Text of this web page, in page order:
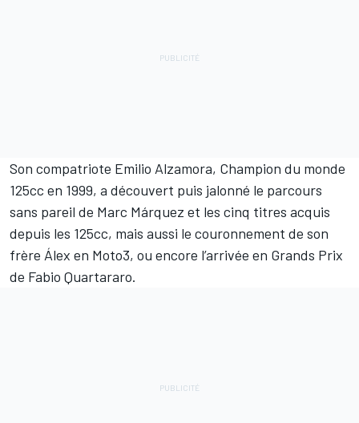
Son compatriote Emilio Alzamora, Champion du monde
125cc en 1999, a découvert puis jalonné le parcours
sans pareil de Marc Márquez et les cinq titres acquis
depuis les 125cc, mais aussi le couronnement de son
frère Álex en Moto3, ou encore l’arrivée en Grands Prix
de Fabio Quartararo.